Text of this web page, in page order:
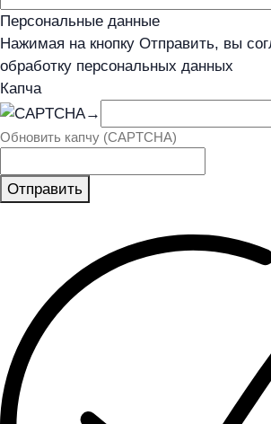
Персональные данные
Нажимая на кнопку Отправить, вы
обработку персональных данных
Капча
→
Обновить капчу (CAPTCHA)
Отправить